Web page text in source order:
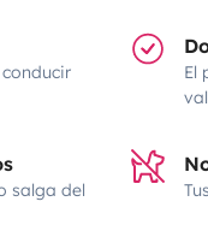
El
salga del